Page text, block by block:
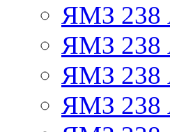
ЯМЗ 238
ЯМЗ 238
ЯМЗ 238
ЯМЗ 238